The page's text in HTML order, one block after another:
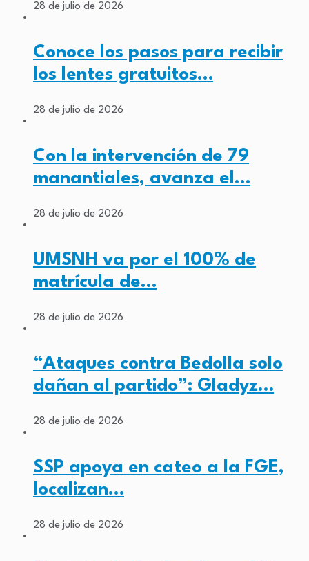
28 de julio de 2026
Conoce los pasos para recibir
los lentes gratuitos…
28 de julio de 2026
Con la intervención de 79
manantiales, avanza el…
28 de julio de 2026
UMSNH va por el 100% de
matrícula de…
28 de julio de 2026
“Ataques contra Bedolla solo
dañan al partido”: Gladyz…
28 de julio de 2026
SSP apoya en cateo a la FGE,
localizan…
28 de julio de 2026